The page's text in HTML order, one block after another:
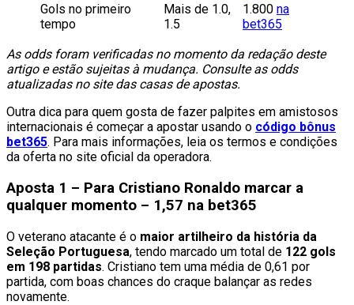
Gols no primeiro
tempo
Mais de 1.0,
1.5
1.800 na
bet365
As odds foram verificadas no momento da redação deste
artigo e estão sujeitas à mudança. Consulte as odds
atualizadas no site das casas de apostas.
Outra dica para quem gosta de fazer palpites em amistosos
internacionais é começar a apostar usando o código bônus
bet365. Para mais informações, leia os termos e condições
da oferta no site oficial da operadora.
Aposta 1 – Para Cristiano Ronaldo marcar a
qualquer momento – 1,57 na bet365
O veterano atacante é o maior artilheiro da história da
Seleção Portuguesa, tendo marcado um total de 122 gols
em 198 partidas. Cristiano tem uma média de 0,61 por
partida, com boas chances do craque balançar as redes
novamente.